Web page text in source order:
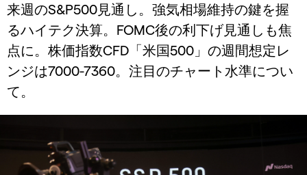
来週のS&P500見通し。強気相場維持の鍵を握
るハイテク決算。FOMC後の利下げ見通しも焦
点に。株価指数CFD「米国500」の週間想定レ
ンジは7000-7360。注目のチャート水準につい
て。